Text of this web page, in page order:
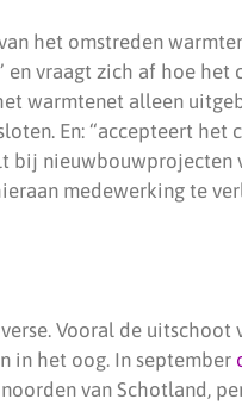
het omstreden
en vraagt zich af hoe
warmtenet alleen
En: “accepteert het
bij nieuwbouwprojecten
medewerking te
Vooral de uitschoot
in het oog. In september
van Schotland,